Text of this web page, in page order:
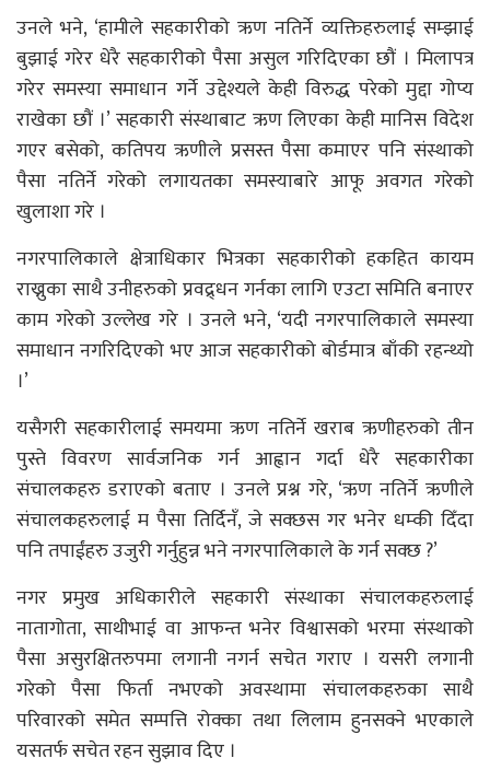
उनले भने, ‘हामीले सहकारीको ऋण नतिर्ने व्यक्तिहरुलाई सम्झाई
बुझाई गरेर धेरै सहकारीको पैसा असुल गरिदिएका छौं । मिलापत्र
गरेर समस्या समाधान गर्ने उद्देश्यले केही विरुद्ध परेको मुद्दा गोप्य
राखेका छौं ।’ सहकारी संस्थाबाट ऋण लिएका केही मानिस विदेश
गएर बसेको, कतिपय ऋणीले प्रसस्त पैसा कमाएर पनि संस्थाको
पैसा नतिर्ने गरेको लगायतका समस्याबारे आफू अवगत गरेको
खुलाशा गरे ।
नगरपालिकाले क्षेत्राधिकार भित्रका सहकारीको हकहित कायम
राख्नुका साथै उनीहरुको प्रवद्र्धन गर्नका लागि एउटा समिति बनाएर
काम गरेको उल्लेख गरे । उनले भने, ‘यदी नगरपालिकाले समस्या
समाधान नगरिदिएको भए आज सहकारीको बोर्डमात्र बाँकी रहन्थ्यो
।’
यसैगरी सहकारीलाई समयमा ऋण नतिर्ने खराब ऋणीहरुको तीन
पुस्ते विवरण सार्वजनिक गर्न आह्वान गर्दा धेरै सहकारीका
संचालकहरु डराएको बताए । उनले प्रश्न गरे, ‘ऋण नतिर्ने ऋणीले
संचालकहरुलाई म पैसा तिर्दिनँ, जे सक्छस गर भनेर धम्की दिँदा
पनि तपाईंहरु उजुरी गर्नुहुन्न भने नगरपालिकाले के गर्न सक्छ ?’
नगर प्रमुख अधिकारीले सहकारी संस्थाका संचालकहरुलाई
नातागोता, साथीभाई वा आफन्त भनेर विश्वासको भरमा संस्थाको
पैसा असुरक्षितरुपमा लगानी नगर्न सचेत गराए । यसरी लगानी
गरेको पैसा फिर्ता नभएको अवस्थामा संचालकहरुका साथै
परिवारको समेत सम्पत्ति रोक्का तथा लिलाम हुनसक्ने भएकाले
यसतर्फ सचेत रहन सुझाव दिए ।